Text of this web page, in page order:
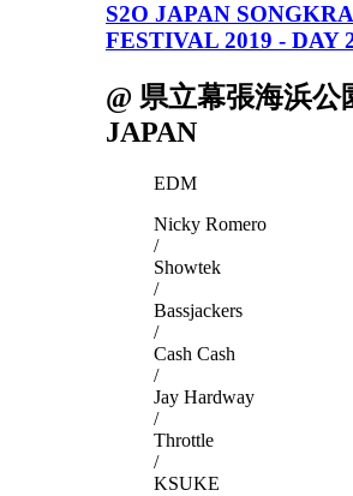
S2O JAPAN
FESTIVAL 2019 - DAY
@ 県立幕張海浜
JAPAN
EDM
Nicky Romero
/
Showtek
/
Bassjackers
/
Cash Cash
/
Jay Hardway
/
Throttle
/
KSUKE